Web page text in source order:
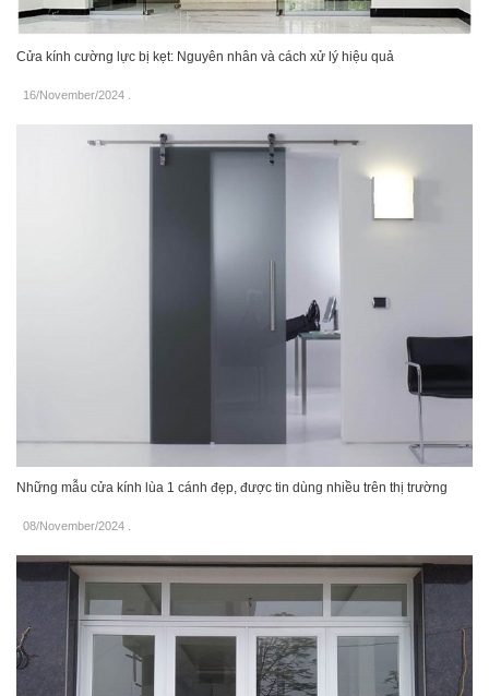
Cửa kính cường lực bị kẹt: Nguyên nhân và cách xử lý hiệu quả
16/November/2024
Những mẫu cửa kính lùa 1 cánh đẹp, được tin dùng nhiều trên thị trường
08/November/2024